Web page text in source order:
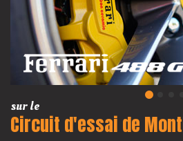
sur le
Circuit d'essai de